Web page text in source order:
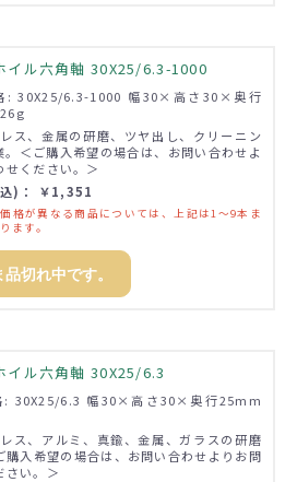
イル六角軸 30X25/6.3-1000
: 30X25/6.3-1000 幅30×高さ30×奥行
ス、金属の研磨、ツヤ出し、クリーニン
。＜ご購入希望の場合は、お問い合わせよ
せください。＞
)： ￥1,351
格が異なる商品については、上記は1～9本ま
ます。
切れ中です。
イル六角軸 30X25/6.3
: 30X25/6.3 幅30×高さ30×奥行25mm
ス、アルミ、真鍮、金属、ガラスの研磨
購入希望の場合は、お問い合わせよりお問
さい。＞